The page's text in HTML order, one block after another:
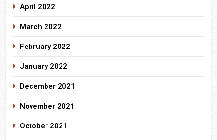
April 2022
March 2022
February 2022
January 2022
December 2021
November 2021
October 2021